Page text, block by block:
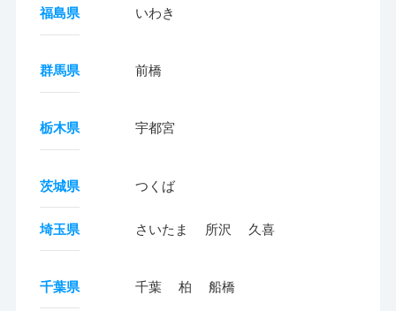
福島県 いわき
群馬県 前橋
栃木県 宇都宮
茨城県 つくば
埼玉県 さいたま 所沢 久喜
千葉県 千葉 柏 船橋